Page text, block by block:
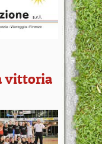
vittoria